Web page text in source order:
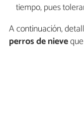
tiempo, pues
A continuación,
perros de nieve